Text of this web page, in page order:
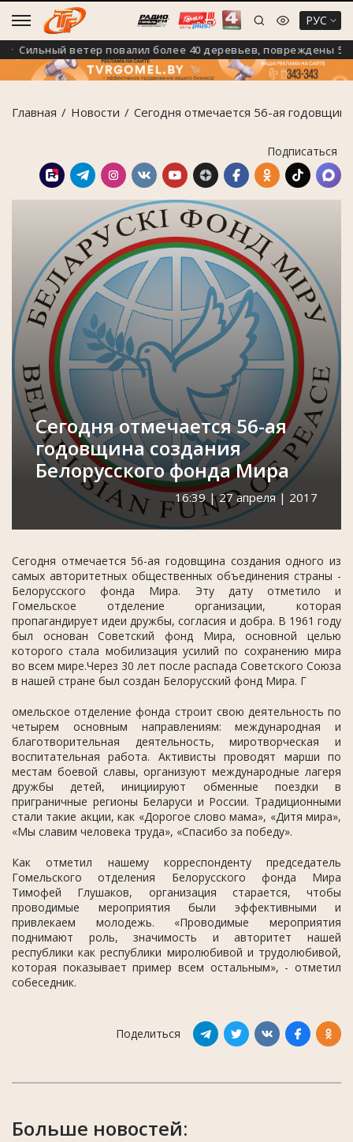
РУС
ветер повалил более 40 деревьев, повреждены 5
Главная Новости Сегодня отмечается 56-ая
Подписаться
Сегодня отмечается 56-ая
годовщина создания
Белорусского фонда Мира
16:39 | 27 апреля | 2017
Сегодня отмечается 56-ая годовщина создания одного из
самых авторитетных общественных объединения страны -
Белорусского фонда Мира. Эту дату отметило и
Гомельское отделение организации, которая
пропагандирует идеи дружбы, согласия и добра. В 1961 году
был основан Советский фонд Мира, основной целью
которого стала мобилизация усилий по сохранению мира
во всем мире.Через 30 лет после распада Советского Союза
в нашей стране был создан Белорусский фонд Мира. Г
омельское отделение фонда строит свою деятельность по
четырем основным направлениям: международная и
благотворительная деятельность, миротворческая и
воспитательная работа. Активисты проводят марши по
местам боевой славы, организуют международные лагеря
дружбы детей, инициируют обменные поездки в
приграничные регионы Беларуси и России. Традиционными
стали такие акции, как «Дорогое слово мама», «Дитя мира»,
«Мы славим человека труда», «Спасибо за победу».
Как отметил нашему корреспонденту председатель
Гомельского отделения Белорусского фонда Мира
Тимофей Глушаков, организация старается, чтобы
проводимые мероприятия были эффективными и
привлекаем молодежь. «Проводимые мероприятия
поднимают роль, значимость и авторитет нашей
республики как республики миролюбивой и трудолюбивой,
которая показывает пример всем остальным», - отметил
собеседник.
Поделиться
Больше новостей: